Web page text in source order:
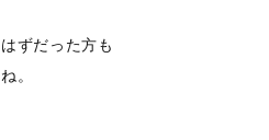
ずだった方も
。